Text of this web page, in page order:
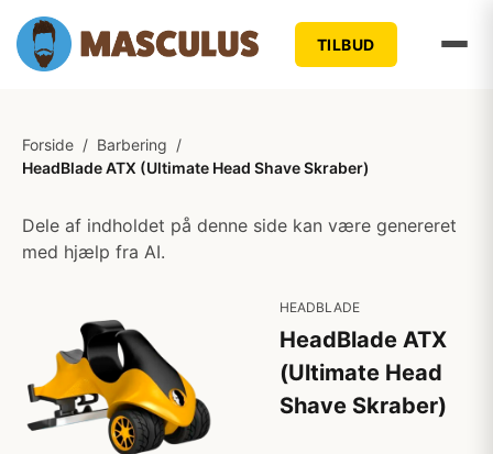
TILBUD
Forside / Barbering /
HeadBlade ATX (Ultimate Head Shave Skraber)
Dele af indholdet på denne side kan være genereret
med hjælp fra AI.
HEADBLADE
HeadBlade ATX
(Ultimate Head
Shave Skraber)